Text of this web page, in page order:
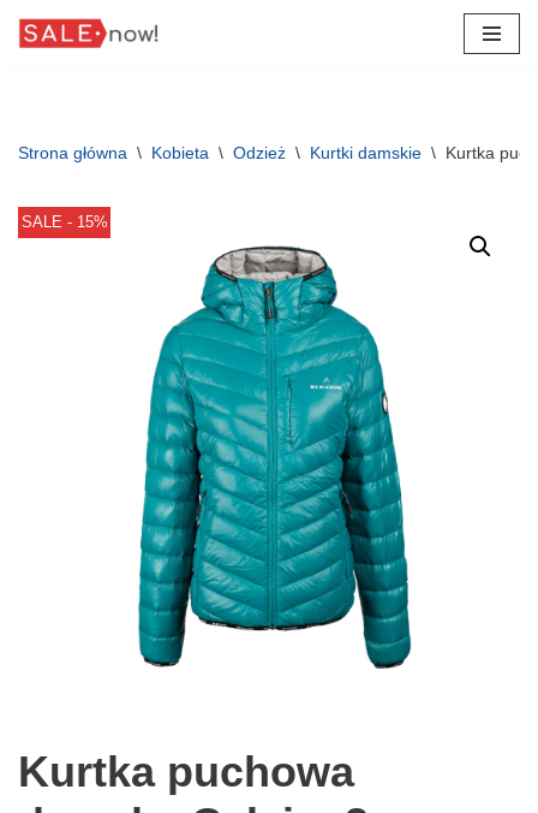
Strona główna \ Kobieta \ Odzież \ Kurtki damskie \ Kurtka
SALE - 15%
Kurtka puchowa